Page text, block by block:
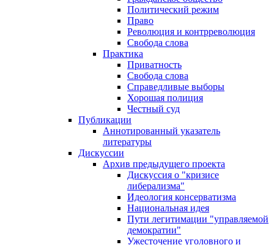
Политический режим
Право
Революция и контрреволюция
Свобода слова
Практика
Приватность
Свобода слова
Справедливые выборы
Хорошая полиция
Честный суд
Публикации
Аннотированный указатель
литературы
Дискуссии
Архив предыдущего проекта
Дискуссия о "кризисе
либерализма"
Идеология консерватизма
Национальная идея
Пути легитимации "управляемой
демократии"
Ужесточение уголовного и